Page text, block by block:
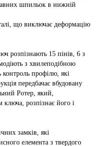
шпильок в нижній
що виключає деформацію
розпізнають 15 пінів, 6 з
з хвилеподібною
профілю, які
передбачає вбудовану
Ротер, який,
розпізнає його і
замків, які
елемента з твердого